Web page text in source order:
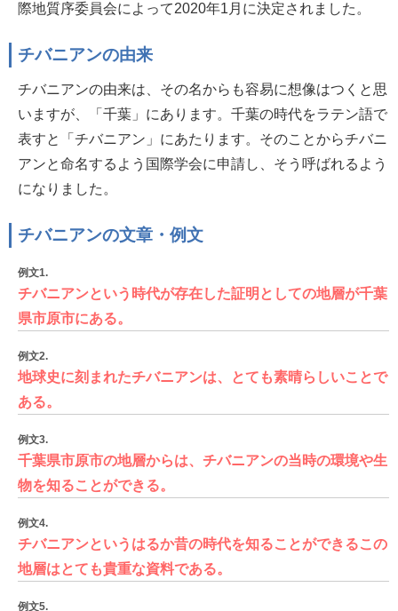
際地質序委員会によって2020年1月に決定されました。
チバニアンの由来
チバニアンの由来は、その名からも容易に想像はつくと思
いますが、「千葉」にあります。千葉の時代をラテン語で
表すと「チバニアン」にあたります。そのことからチバニ
アンと命名するよう国際学会に申請し、そう呼ばれるよう
になりました。
チバニアンの文章・例文
例文1.
チバニアンという時代が存在した証明としての地層が千葉
県市原市にある。
例文2.
地球史に刻まれたチバニアンは、とても素晴らしいことで
ある。
例文3.
千葉県市原市の地層からは、チバニアンの当時の環境や生
物を知ることができる。
例文4.
チバニアンというはるか昔の時代を知ることができるこの
地層はとても貴重な資料である。
例文5.